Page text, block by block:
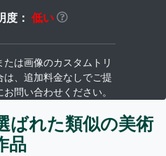
度： 低い
は画像のカスタムトリ
は、追加料金なしでご提
問い合わせください。
ばれた類似の美術
品